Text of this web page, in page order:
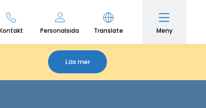
Personalsida Translate Meny
Läs mer